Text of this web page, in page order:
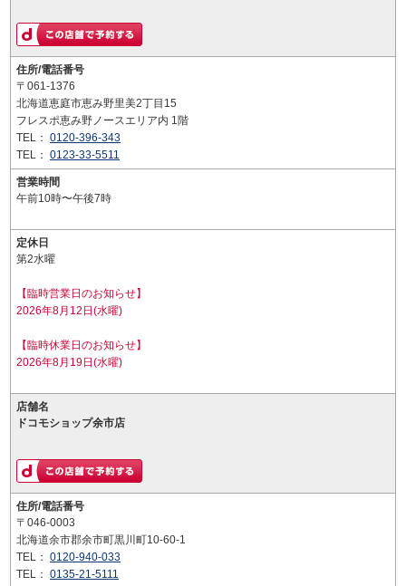
住所/電話番号
〒061-1376
北海道恵庭市恵み野里美2丁目15
フレスポ恵み野ノースエリア内 1階
TEL： 0120-396-343
TEL： 0123-33-5511
営業時間
午前10時〜午後7時
定休日
第2水曜
【臨時営業日のお知らせ】
2026年8月12日(水曜)
【臨時休業日のお知らせ】
2026年8月19日(水曜)
店舗名
ドコモショップ余市店
住所/電話番号
〒046-0003
北海道余市郡余市町黒川町10-60-1
TEL： 0120-940-033
TEL： 0135-21-5111